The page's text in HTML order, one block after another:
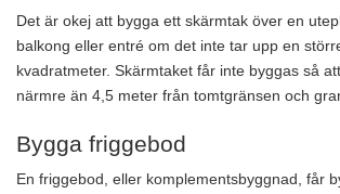
Det är okej att bygga ett skärmtak över en
balkong eller entré om det inte tar upp en
kvadratmeter. Skärmtaket får inte byggas så
närmre än 4,5 meter från tomtgränsen och
Bygga friggebod
En friggebod, eller komplementsbyggnad, får